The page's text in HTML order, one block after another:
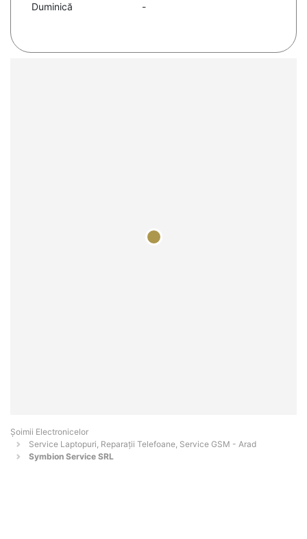
Duminică
-
Șoimii Electronicelor
Service Laptopuri, Reparații Telefoane, Service GSM - Arad
Symbion Service SRL